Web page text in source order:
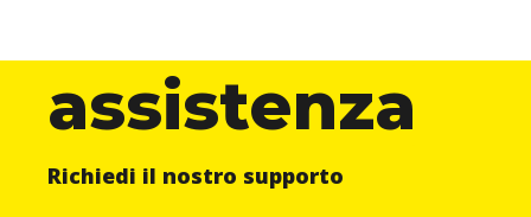
assistenza
Richiedi il nostro supporto